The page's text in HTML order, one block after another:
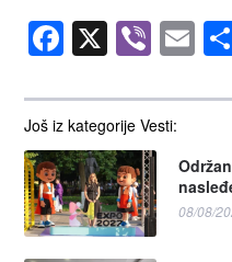
Još iz kategorije Vesti:
08/08/
Facebook
X